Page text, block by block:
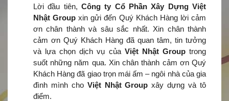
Lời đầu tiên, Công ty Cổ Phần Xây Dựng Việt
Nhật Group xin gửi đến Quý Khách Hàng lời cảm
ơn chân thành và sâu sắc nhất. Xin chân thành
cảm ơn Quý Khách Hàng đã quan tâm, tin tưởng
và lựa chọn dịch vụ của Việt Nhật Grouptrong
suốt những năm qua. Xin chân thành cảm ơn Quý
Khách Hàng đã giao trọn mái ấm – ngôi nhà của gia
đình mình cho Việt Nhật Group xây dựng và tô
điểm.